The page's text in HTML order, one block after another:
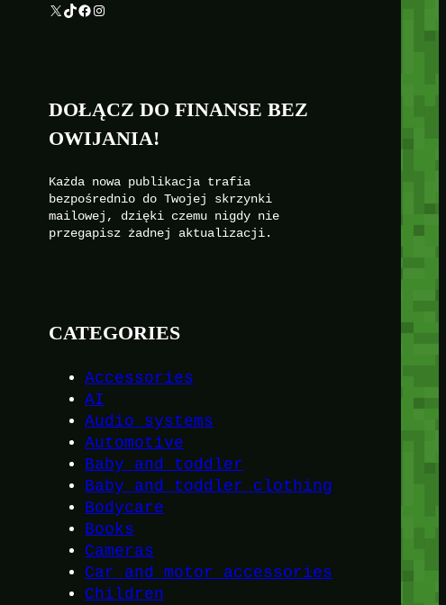
X TikTok Facebook Instagram
DOŁĄCZ DO FINANSE BEZ
OWIJANIA!
Każda nowa publikacja trafia
bezpośrednio do Twojej skrzynki
mailowej, dzięki czemu nigdy nie
przegapisz żadnej aktualizacji.
CATEGORIES
Accessories
AI
Audio systems
Automotive
Baby and toddler
Baby and toddler clothing
Bodycare
Books
Cameras
Car and motor accessories
Children